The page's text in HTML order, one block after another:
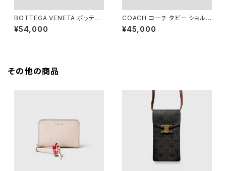
BOTTEGA VENETA ボッテガ
ヴェネタ パデッド テック カセッ
ト キャンディ パラキート グリー
¥54,000
COACH コーチ タビー ショルダ
ー バッグ 26 キルティング クリ
ンクル メタリック シルバー CW
¥45,000
その他の商品